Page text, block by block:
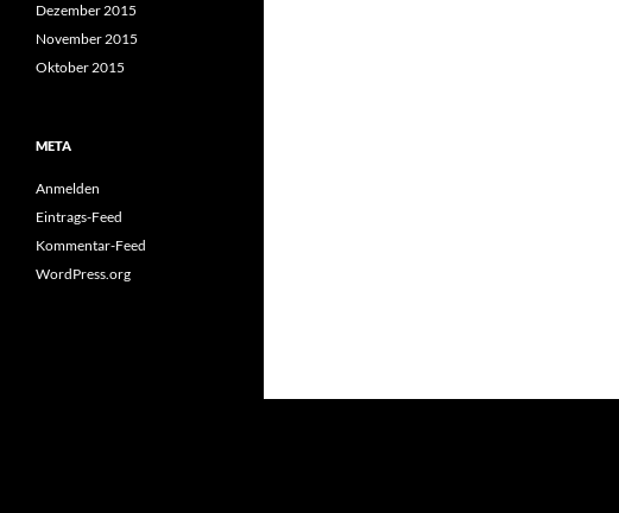
Dezember 2015
November 2015
Oktober 2015
META
Anmelden
Eintrags-Feed
Kommentar-Feed
WordPress.org